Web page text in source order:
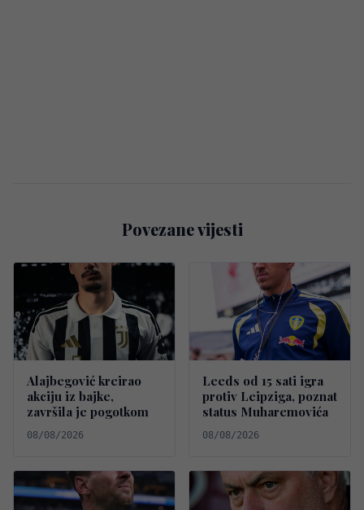
Povezane vijesti
Alajbegović kreirao
akciju iz bajke,
završila je pogotkom
08/08/2026
Leeds od 15 sati igra
protiv Leipziga, poznat
status Muharemovića
08/08/2026